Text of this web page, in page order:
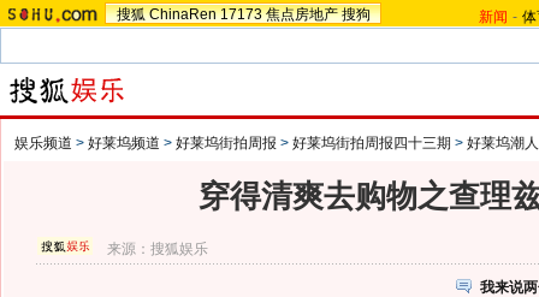
搜狐 ChinaRen 17173 焦点房地产 搜狗 新闻 -
娱乐频道 > 好莱坞频道 > 好莱坞街拍周报 > 好莱坞街拍周报四十三期 > 好莱坞潮
穿得清爽去购物之查理
来源：搜狐娱乐
我来说